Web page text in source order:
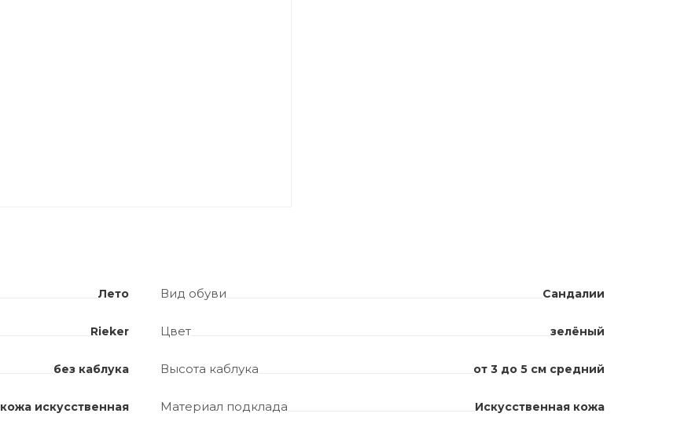
Лето Вид обуви Сандалии
Rieker Цвет зелёный
без каблука Высота каблука от 3 до 5 см средний
кожа искусственная Материал подклада Искусственная кожа